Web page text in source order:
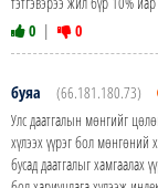
0 | 0
буяа (66.181.180.73)
Улс даатгалын мөнгийг
хүлээх үүрэг бол мөнгөний
бусад даатгалыг хамгаалах